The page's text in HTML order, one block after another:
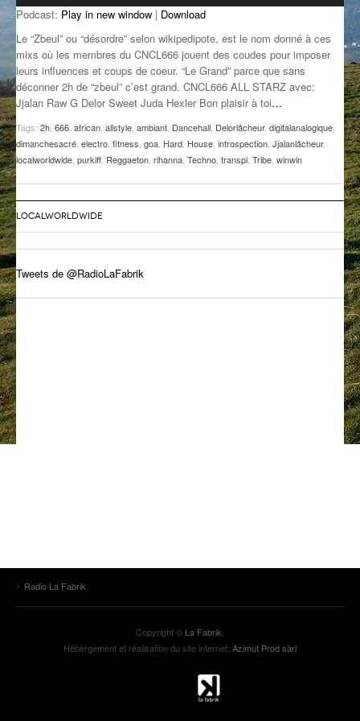
GROOVE N SUN
IL ÉTAIT UNE FOIS
L’ASTUCE DE LA PORTE EN BOIS
LA MINUTE LITTÉRAIRE
LA SOUTERRAINE
MUSIQUE DES ANTIPODES
NOS ANCIENS
SONORIK
PLUS DE MIX
Podcast: Play in new window | Download
Le “Zbeul” ou “désordre” selon wikipedipote, est le nom donné à ces
mixs où les membres du CNCL666 jouent des coudes pour imposer
leurs influences et coups de coeur. “Le Grand” parce que sans
déconner 2h de “zbeul” c’est grand. CNCL666 ALL STARZ avec:
Jjalan Raw G Delor Sweet Juda Hexler Bon plaisir à toi…
Tags: 2h 666 african allstyle ambiant Dancehall Delorlâcheur, digitalanalogique
dimanchesacré electro fitness goa Hard House introspection Jjalanlâcheur,
localworldwide purkiff Reggaeton rihanna Techno transpi Tribe winwin
LOCALWORLDWIDE
Tweets de @RadioLaFabrik
Radio La Fabrik
Copyright © La Fabrik
Hébergement et réalisation du site internet: Azimut Prod sàrl